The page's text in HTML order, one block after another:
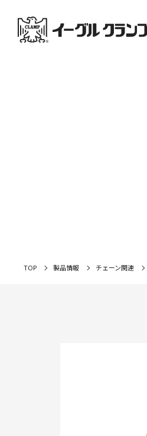
TOP 製品情報 チェーン関連